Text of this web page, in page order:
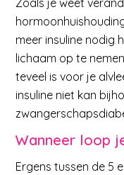
Zoals je weet
meer insuline nodig
lichaam op te
teveel is voor je
insuline niet kan
Wanneer loop
Ergens tussen de 5